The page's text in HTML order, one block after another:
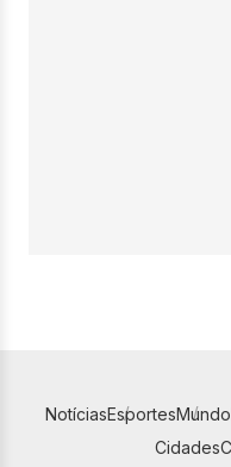
NotíciasEsportesMundo
Cidades